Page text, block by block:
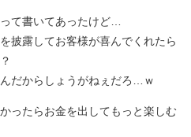
て書いてあったけど…
披露してお客様が喜んでくれたら
だからしょうがねぇだろ…ｗ
ったらお金を出してもっと楽しむ